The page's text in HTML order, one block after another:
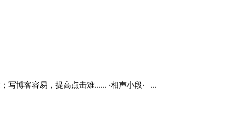
写博客容易，提高点击难...... ·相声小段· ...